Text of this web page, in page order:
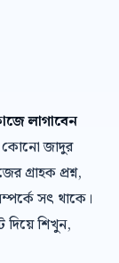
লাগাবেন
কোনো জাদুর
গ্রাহক প্রশ্ন,
সৎ থাকে।
দিয়ে শিখুন,